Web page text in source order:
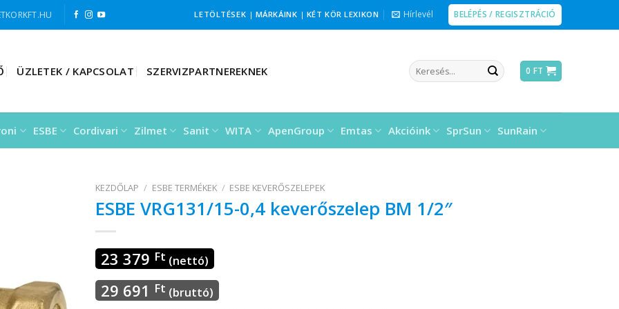
LETÖLTÉSEK | MÁRKÁINK | KÉT KÖR LEXIKON Hírlevél BELÉPÉS / REGISZTRÁCIÓ
ÜZLETEK / KAPCSOLAT SZERVIZPARTNEREKNEK
Keresés
a
0 FT
ESBE Cordivari Zilmet Sanit WITA ApenGroup Emtas Akcióink SprSun SunRain
KEZDŐLAP / ESBE TERMÉKEK / ESBE KEVERŐSZELEPEK
ESBE VRG131/15-0,4 keverőszelep BM 1/2″
23 379 Ft (nettó)
29 691 Ft (bruttó)